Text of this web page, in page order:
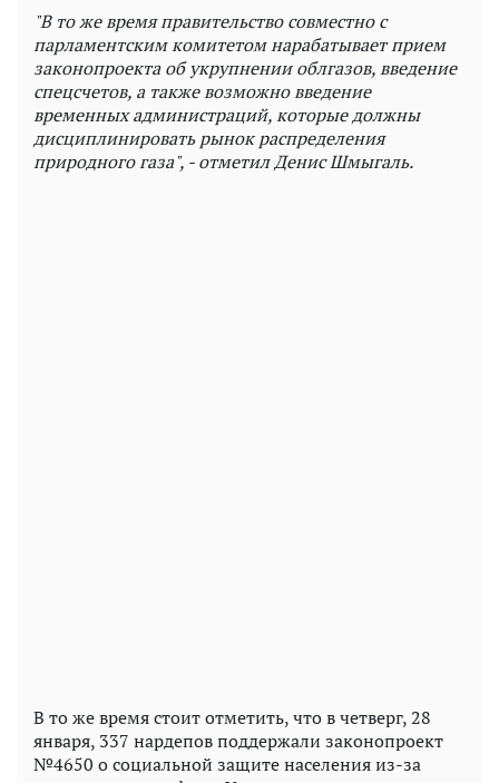
"В то же время правительство совместно с
парламентским комитетом нарабатывает прием
законопроекта об укрупнении облгазов, введение
спецсчетов, а также возможно введение
временных администраций, которые должны
дисциплинировать рынок распределения
природного газа", - отметил Денис Шмыгаль.
В то же время стоит отметить, что в четверг, 28
января, 337 нардепов поддержали законопроект
№4650 о социальной защите населения из-за